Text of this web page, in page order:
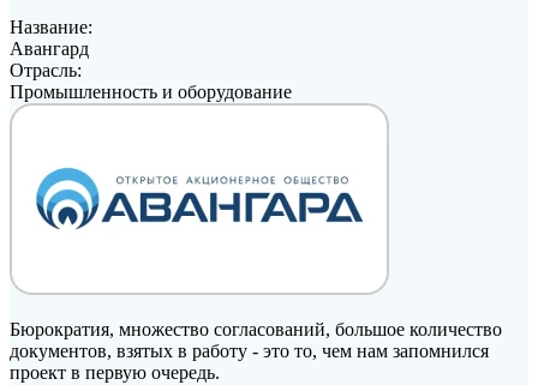
Название:
Авангард
Отрасль:
Промышленность и оборудование
Бюрократия, множество согласований, большое количество
документов, взятых в работу - это то, чем нам запомнился
проект в первую очередь.